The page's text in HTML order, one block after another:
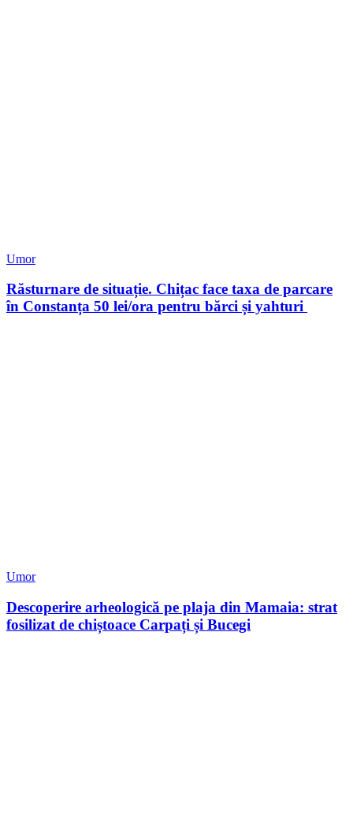
Umor
Răsturnare de situație. Chițac face taxa de parcare
în Constanța 50 lei/ora pentru bărci și yahturi
Umor
Descoperire arheologică pe plaja din Mamaia: strat
fosilizat de chiștoace Carpați și Bucegi